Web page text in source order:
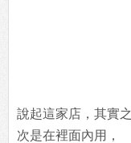
說起這家店，其實
次是在裡面內用，